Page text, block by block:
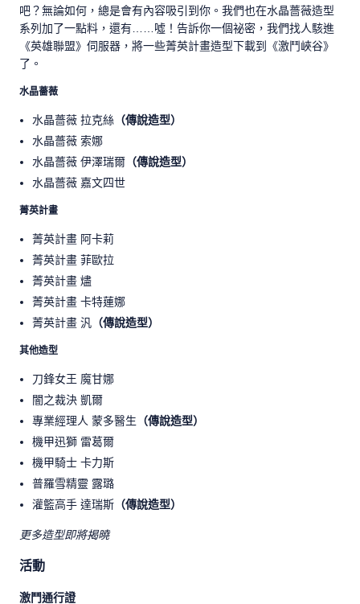
吧？無論如何，總是會有內容吸引到你。我們也在水晶薔薇造型
系列加了一點料，還有……噓！告訴你一個祕密，我們找人駭進
《英雄聯盟》伺服器，將一些菁英計畫造型下載到《激鬥峽谷》
了。
水晶薔薇
水晶薔薇 拉克絲 （傳說造型）
水晶薔薇 索娜
水晶薔薇 伊澤瑞爾 （傳說造型）
水晶薔薇 嘉文四世
菁英計畫
菁英計畫 阿卡莉
菁英計畫 菲歐拉
菁英計畫 燼
菁英計畫 卡特蓮娜
菁英計畫 汎 （傳說造型）
其他造型
刀鋒女王 魔甘娜
闇之裁決 凱爾
專業經理人 蒙多醫生 （傳說造型）
機甲迅獅 雷葛爾
機甲騎士 卡力斯
普羅雪精靈 露璐
灌籃高手 達瑞斯 （傳說造型）
更多造型即將揭曉
活動
激鬥通行證